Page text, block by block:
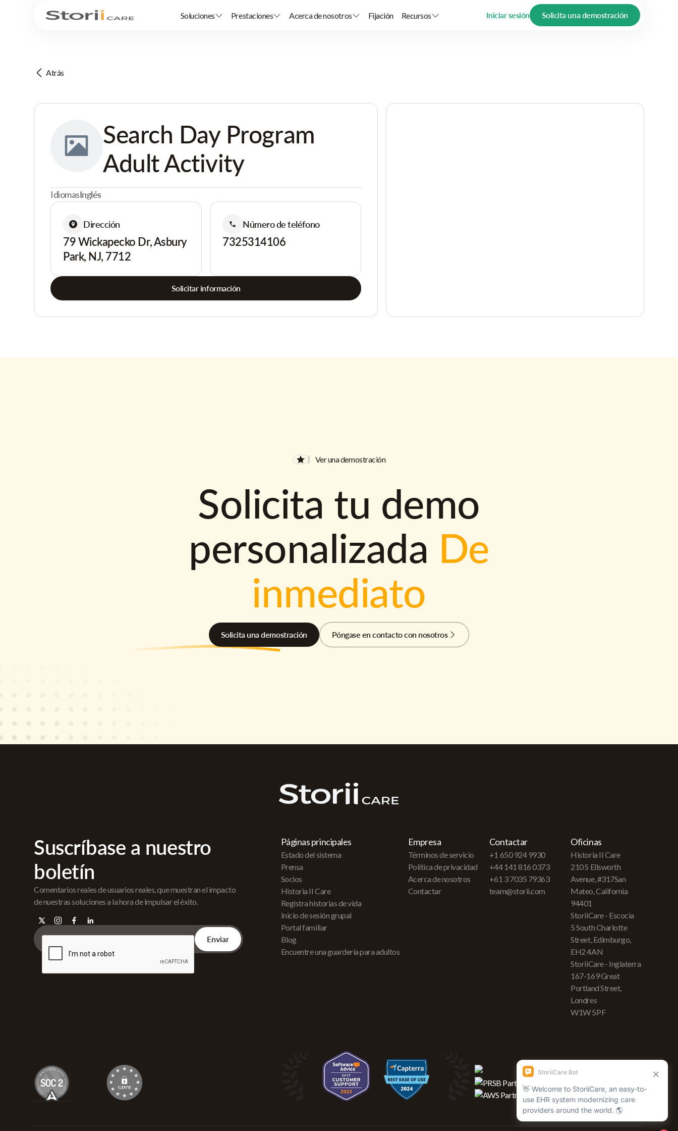
Soluciones Prestaciones Acerca de nosotros Fijación Recursos Iniciar sesión Solicita una demostración
Atrás
Search Day Program
Adult Activity
IdiomasInglés
Dirección
79 Wickapecko Dr, Asbury
Park, NJ, 7712
Número de teléfono
7325314106
Solicitar información
Ver una demostración
Solicita tu demo
personalizada De
inmediato
Solicita una demostración Póngase en contacto con nosotros
Suscríbase a nuestro
boletín
Comentarios reales de usuarios reales, que muestran el impacto
de nuestras soluciones a la hora de impulsar el éxito.
Páginas principales
Estado del sistema
Prensa
Socios
Historia II Care
Registra historias de vida
Inicio de sesión grupal
Portal familiar
Blog
Encuentre una guardería para adultos
Empresa
Términos de servicio
Política de privacidad
Acerca de nosotros
Contactar
Contactar
+1 650 924 9930
+44 141 816 0373
+61 3 7035 79363
team@storii.com
Oficinas
Historia II Care
210 S Ellsworth
Avenue, #317San
Mateo, California
94401
StoriiCare - Escocia
5 South Charlotte
Street, Edimburgo,
EH2 4AN
StoriiCare - Inglaterra
167-169 Great
Portland Street,
Londres
W1W 5PF